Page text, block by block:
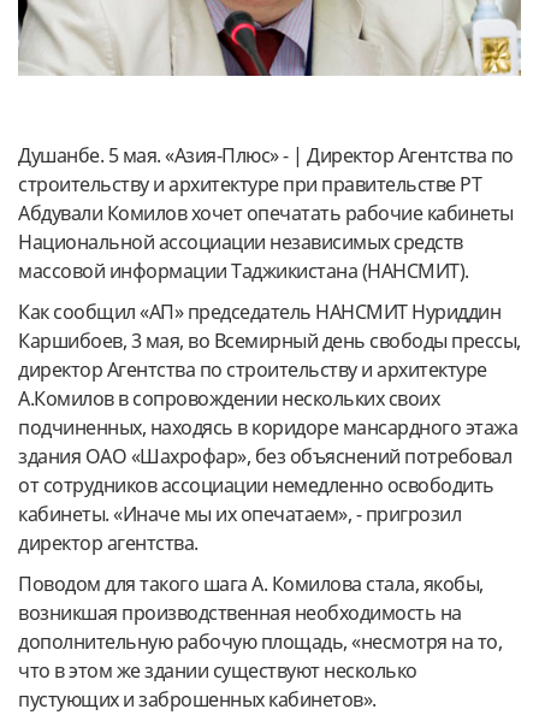
Душанбе. 5 мая. «Азия-Плюс» - | Директор Агентства по
строительству и архитектуре при правительстве РТ
Абдували Комилов хочет опечатать рабочие кабинеты
Национальной ассоциации независимых средств
массовой информации Таджикистана (НАНСМИТ).
Как сообщил «АП» председатель НАНСМИТ Нуриддин
Каршибоев,3 мая, во Всемирный день свободы прессы,
директор Агентства по строительству и архитектуре
А.Комилов в сопровождении нескольких своих
подчиненных, находясь в коридоре мансардного этажа
здания ОАО «Шахрофар», без объяснений потребовал
от сотрудников ассоциации немедленно освободить
кабинеты. «Иначе мы их опечатаем», - пригрозил
директор агентства.
Поводом для такого шага А. Комилова стала, якобы,
возникшая производственная необходимость на
дополнительную рабочую площадь, «несмотря на то,
что в этом же здании существуют несколько
пустующих и заброшенных кабинетов».